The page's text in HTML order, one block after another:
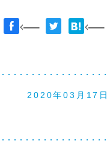
2020年03月17日